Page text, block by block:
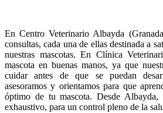
En Centro Veterinario Albayda
consultas, cada una de ellas destinada a
nuestras mascotas. En Clínica
mascota en buenas manos, ya que
cuidar antes de que se puedan
asesoramos y orientamos para que
óptimo de tu mascota. Desde Albayda,
exhaustivo, para un control pleno de la